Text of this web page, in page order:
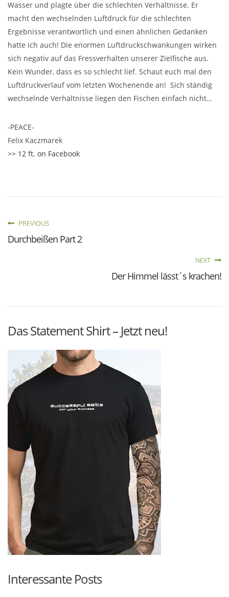
Wasser und plagte über die schlechten Verhältnisse. Er
macht den wechselnden Luftdruck für die schlechten
Ergebnisse verantwortlich und einen ähnlichen Gedanken
hatte ich auch! Die enormen Luftdruckschwankungen wirken
sich negativ auf das Fressverhalten unserer Zielfische aus.
Kein Wunder, dass es so schlecht lief. Schaut euch mal den
Luftdruckverlauf vom letzten Wochenende an! Sich ständig
wechselnde Verhältnisse liegen den Fischen einfach nicht…
-PEACE-
Felix Kaczmarek
>> 12 ft. on Facebook
PREVIOUS
Durchbeißen Part 2
NEXT
Der Himmel lässt´s krachen!
Das Statement Shirt – Jetzt neu!
Interessante Posts